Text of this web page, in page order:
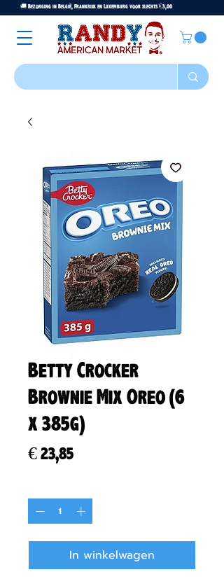
🚚 Bezorging in België, Frankrijk en Luxemburg voor slechts €3,00
Betty Crocker
Brownie Mix Oreo (6
x 385g)
€ 23,85Prijs
In winkelwagen